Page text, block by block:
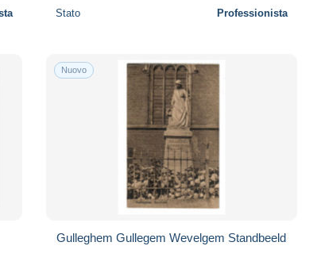
Stato Professionista
Nuovo
Gulleghem Gullegem Wevelgem Standbeeld